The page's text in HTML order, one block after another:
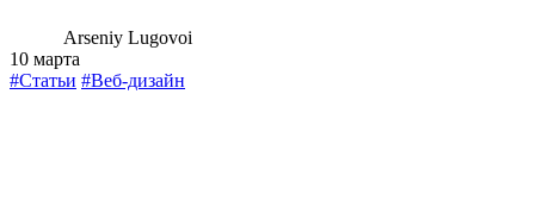
Arseniy Lugovoi
10 марта
#Статьи #Веб-дизайн